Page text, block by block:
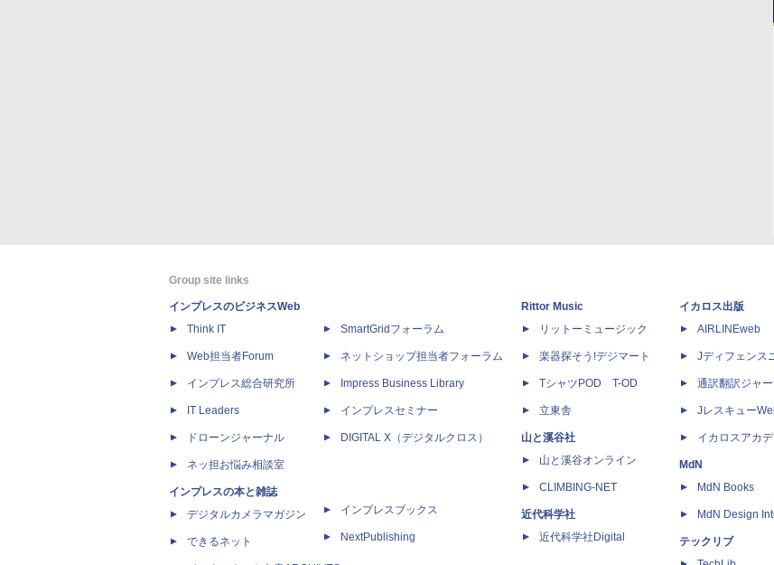
Group site links
インプレスのビジネスWeb
Think IT
Web担当者Forum
インプレス総合研究所
IT Leaders
ドローンジャーナル
ネッ担お悩み相談室
インプレスの本と雑誌
デジタルカメラマガジン
できるネット
SmartGridフォーラム
ネットショップ担当者フォーラム
Impress Business Library
インプレスセミナー
DIGITAL X（デジタルクロス）
インプレスブックス
NextPublishing
Rittor Music
リットーミュージック
楽器探そう!デジマート
TシャツPOD T-OD
立東舎
山と溪谷社
山と溪谷オンライン
CLIMBING-NET
近代科学社
近代科学社Digital
イカロス出版
AIRLINEweb
Jディフェンス
通訳翻訳ジャ
Jレスキュー
イカロスアカ
MdN
MdN Books
MdN Design
テックリブ